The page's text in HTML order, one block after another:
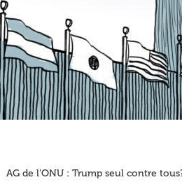
AG de l’ONU : Trump seul contre